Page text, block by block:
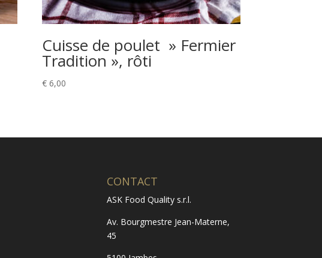
Cuisse de poulet » Fermier
Tradition », rôti
€ 6,00
CONTACT
ASK Food Quality s.r.l.
Av. Bourgmestre Jean-Materne,
45